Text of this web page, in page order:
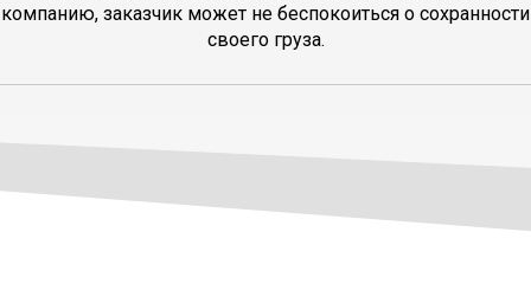
компанию, заказчик может не беспокоиться о сохранности
своего груза.